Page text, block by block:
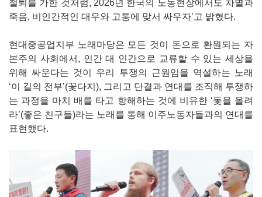
철퇴를 가한 것처럼, 2026년 한국의 노동현장에서도 차별과
죽음, 비인간적인 대우와 고통에 맞서 싸우자’고 밝혔다.
현대중공업지부 노래마당은 모든 것이 돈으로 환원되는 자
본주의 사회에서, 인간 대 인간으로 교류할 수 있는 세상을
위해 싸운다는 것이 우리 투쟁의 근원임을 역설하는 노래
‘이 길의 전부’(꽃다지), 그리고 단결과 연대를 조직해 투쟁하
는 과정을 마치 배를 타고 항해하는 것에 비유한 ‘돛을 올려
라’(좋은 친구들)라는 노래를 통해 이주노동자들과의 연대를
표현했다.